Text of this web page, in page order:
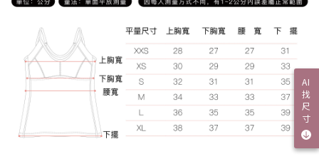
AI
找
尺
寸